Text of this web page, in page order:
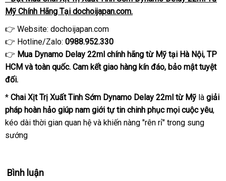
Mỹ Chính Hãng Tại dochoijapan.com.
👉 Website: dochoijapan.com
👉 Hotline/Zalo: 0988.952.330
👉 Mua Dynamo Delay 22ml chính hãng từ Mỹ tại Hà Nội, TP
HCM và toàn quốc. Cam kết giao hàng kín đáo, bảo mật tuyệt
đối.
* Chai Xịt Trị Xuất Tinh Sớm Dynamo Delay 22ml từ Mỹ là giải
pháp hoàn hảo giúp nam giới tự tin chinh phục mọi cuộc yêu,
kéo dài thời gian quan hệ và khiến nàng "rên rỉ" trong sung
sướng
Bình luận